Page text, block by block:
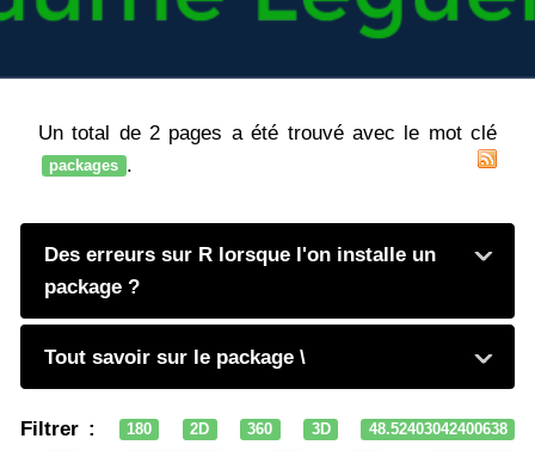
Un total de 2 pages a été trouvé avec le mot clé
packages .
Des erreurs sur R lorsque l'on installe un
package ?
Tout savoir sur le package \
Filtrer : 180 2D 360 3D
48.52403042400638